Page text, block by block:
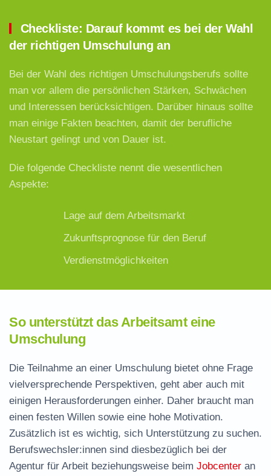
Checkliste: Darauf kommt es bei der Wahl
der richtigen Umschulung an
Bei der Wahl des richtigen Umschulungsberufs sollte
man vor allem die persönlichen Stärken, Schwächen
und Interessen berücksichtigen. Darüber hinaus sollte
man einige Fakten beachten, damit der berufliche
Neustart gelingt und von Dauer ist.
Die folgende Checkliste nennt die wesentlichen
Aspekte:
Lage auf dem Arbeitsmarkt
Zukunftsprognose für den Beruf
Verdienstmöglichkeiten
So unterstützt das Arbeitsamt eine
Umschulung
Die Teilnahme an einer Umschulung bietet ohne Frage
vielversprechende Perspektiven, geht aber auch mit
einigen Herausforderungen einher. Daher braucht man
einen festen Willen sowie eine hohe Motivation.
Zusätzlich ist es wichtig, sich Unterstützung zu suchen.
Berufswechsler:innen sind diesbezüglich bei der
Agentur für Arbeit beziehungsweise beim Jobcenter an